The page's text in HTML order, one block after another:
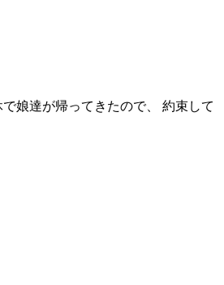
娘達が帰ってきたので、 約束して